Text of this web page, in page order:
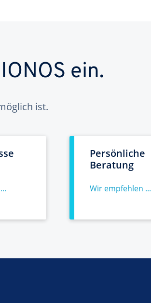
ein.
ist.
Persönliche
Beratung
Wir empfehlen ...